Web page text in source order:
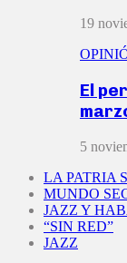
19
El
5
LA PATRIA
MUNDO
JAZZ Y
“SIN RED”
JAZZ